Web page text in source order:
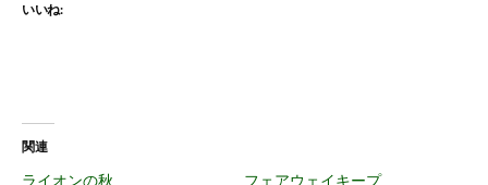
いいね:
関連
ライオンの秋
フェアウェイキープ